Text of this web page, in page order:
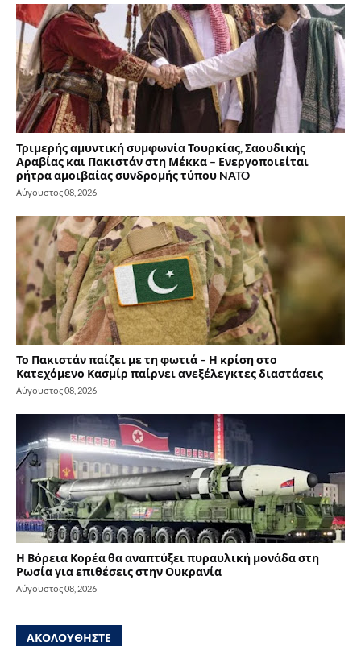
Τριμερής αμυντική συμφωνία Τουρκίας, Σαουδικής
Αραβίας και Πακιστάν στη Μέκκα – Ενεργοποιείται
ρήτρα αμοιβαίας συνδρομής τύπου NATO
Αύγουστος 08, 2026
Το Πακιστάν παίζει με τη φωτιά – Η κρίση στο
Κατεχόμενο Κασμίρ παίρνει ανεξέλεγκτες διαστάσεις
Αύγουστος 08, 2026
Η Βόρεια Κορέα θα αναπτύξει πυραυλική μονάδα στη
Ρωσία για επιθέσεις στην Ουκρανία
Αύγουστος 08, 2026
ΑΚΟΛΟΥΘΗΣΤΕ